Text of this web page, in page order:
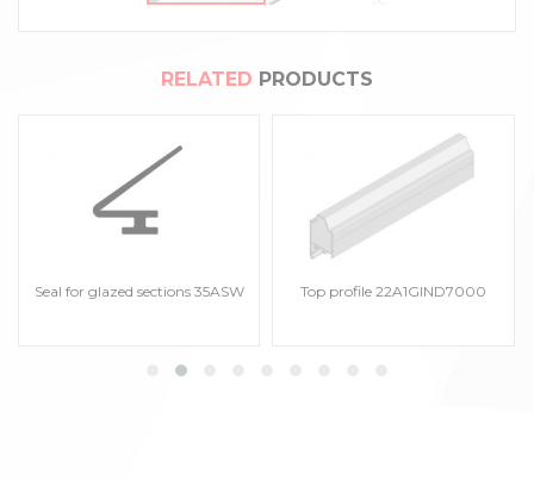
RELATED PRODUCTS
Seal for glazed sections 35ASW Top profile 22A1GIND7000